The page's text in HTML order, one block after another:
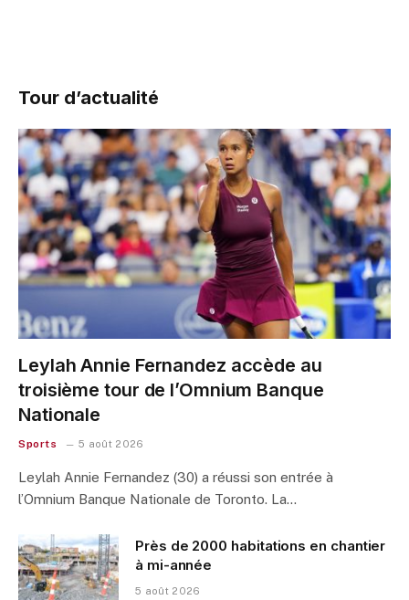
Tour d’actualité
Leylah Annie Fernandez accède au
troisième tour de l’Omnium Banque
Nationale
Sports 5 août 2026
Leylah Annie Fernandez (30) a réussi son entrée à
l’Omnium Banque Nationale de Toronto. La…
Près de 2000 habitations en chantier
à mi-année
5 août 2026